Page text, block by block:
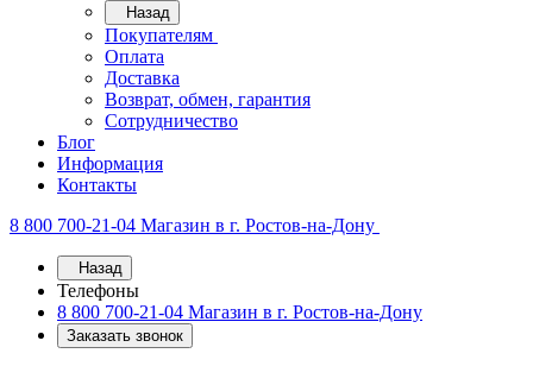
Назад
Покупателям
Оплата
Доставка
Возврат, обмен, гарантия
Сотрудничество
Блог
Информация
Контакты
8 800 700-21-04 Магазин в г. Ростов-на-Дону
Назад
Телефоны
8 800 700-21-04 Магазин в г. Ростов-на-Дону
Заказать звонок